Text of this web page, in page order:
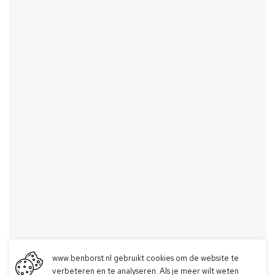
www.benborst.nl gebruikt cookies om de website te
verbeteren en te analyseren. Als je meer wilt weten